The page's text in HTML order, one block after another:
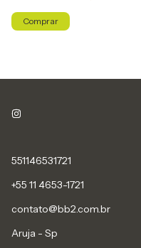
Comprar
551146531721
+55 11 4653-1721
contato@bb2.com.br
Aruja - Sp